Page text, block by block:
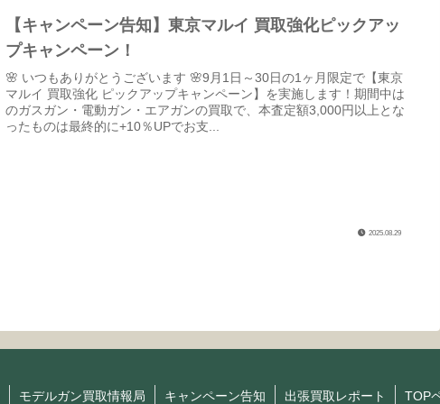
【キャンペーン告知】東京マルイ 買取強化ピックアッ
プキャンペーン！
🌸 いつもありがとうございます 🌸9月1日～30日の1ヶ月限定で【東京
マルイ 買取強化 ピックアップキャンペーン】を実施します！期間中は
のガスガン・電動ガン・エアガンの買取で、本査定額3,000円以上とな
ったものは最終的に+10％UPでお支...
2025.08.29
モデルガン買取情報局 キャンペーン告知 出張買取レポート TOP